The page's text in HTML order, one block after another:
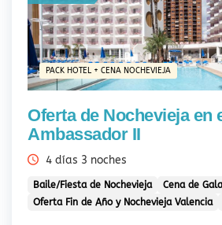
PACK HOTEL + CENA NOCHEVIEJA
Oferta de Nochevieja en
Ambassador II
4 días 3 noches
Baile/Fiesta de Nochevieja Cena de Gala
Oferta Fin de Año y Nochevieja Valencia